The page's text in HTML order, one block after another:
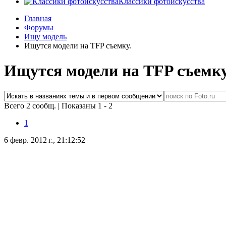
Главная
Форумы
Ищу модель
Ищутся модели на TFP съемку.
Ищутся модели на TFP
Всего 2 сообщ. | Показаны 1 - 2
1
6 февр. 2012 г., 21:12:52